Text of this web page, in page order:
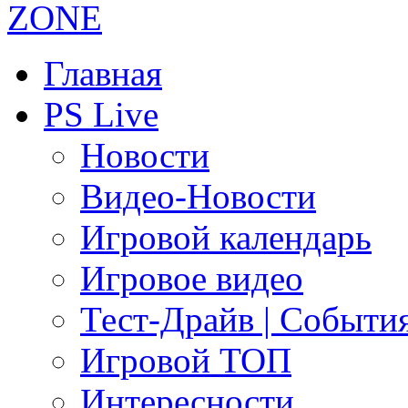
Главная
PS Live
Новости
Видео-Новости
Игровой календарь
Игровое видео
Тест-Драйв |
Игровой ТОП